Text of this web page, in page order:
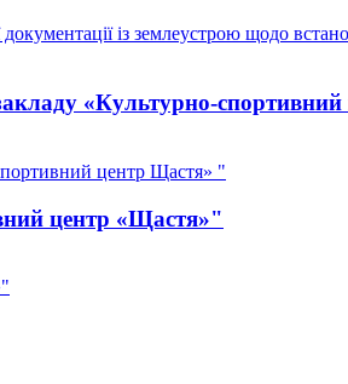
із землеустрою щодо
«Культурно-
центр Щастя» "
центр «Щастя»"